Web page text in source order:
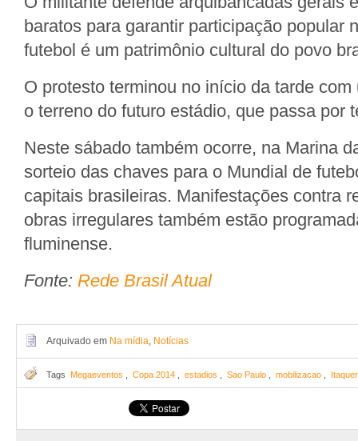
baratos para garantir participação popular
futebol é um patrimônio cultural do povo
O protesto terminou no início da tarde
o terreno do futuro estádio, que passa por
Neste sábado também ocorre, na Marina
sorteio das chaves para o Mundial de
capitais brasileiras. Manifestações contra
obras irregulares também estão
fluminense.
Fonte: Rede Brasil Atual
Arquivado em Na mídia, Notícias
Tags Megaeventos Copa 2014 estadios Sao Paulo mobilizacao